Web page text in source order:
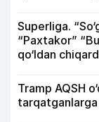
Superliga.
“Paxtakor”
qo‘ldan
Tramp AQSH